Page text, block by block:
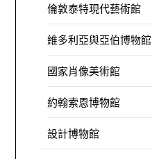
倫敦泰特現代藝術館
維多利亞與亞伯博物館
國家肖像美術館
約翰索恩博物館
設計博物館